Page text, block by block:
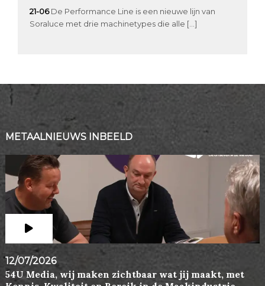
21-06 De Performance Line is een nieuwe lijn van
Soraluce met drie machinetypes die alle […]
METAALNIEUWS INBEELD
12/07/2026
54U Media, wij maken zichtbaar wat jij maakt, met